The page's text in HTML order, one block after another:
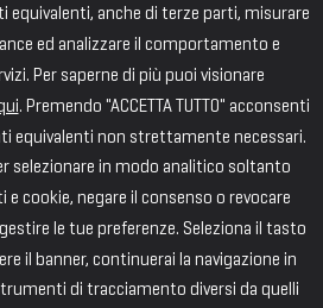
anche di terze parti, misurare
ed analizzare il comportamento e
Per saperne di più puoi visionare
. Premendo "ACCETTA TUTTO" acconsenti
equivalenti non strettamente necessari.
selezionare in modo analitico soltanto
cookie, negare il consenso o revocare
le tue preferenze. Seleziona il tasto
il banner, continuerai la navigazione in
di tracciamento diversi da quelli